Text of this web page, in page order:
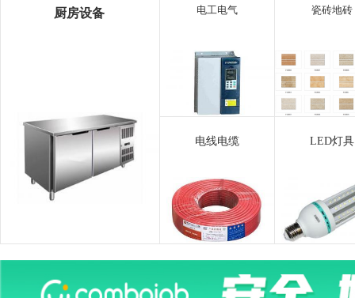
厨房设备 电工电气 瓷砖地砖
电线电缆 LED灯具